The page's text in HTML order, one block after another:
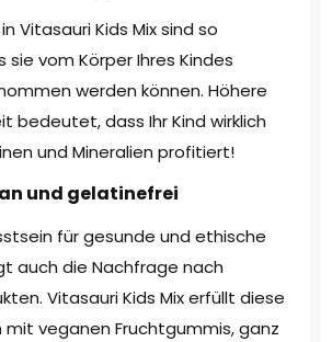
Vitasauri Kids Mix sind so
sie vom Körper Ihres Kindes
werden können. Höhere
bedeutet, dass Ihr Kind wirklich
und Mineralien profitiert!
und gelatinefrei
für gesunde und ethische
auch die Nachfrage nach
Vitasauri Kids Mix erfüllt diese
veganen Fruchtgummis, ganz